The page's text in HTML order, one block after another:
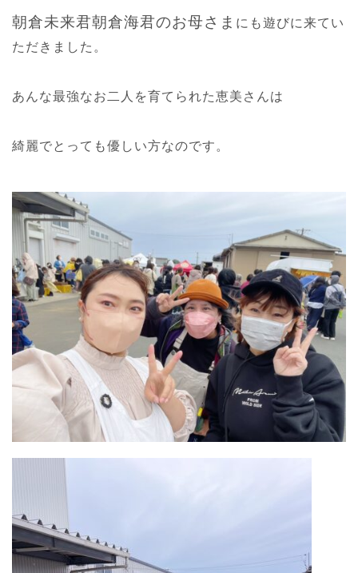
朝倉未来君朝倉海君のお母さま にも遊びに来てい
ただきました。
あんな最強なお二人を育てられた恵美さんは
綺麗でとっても優しい方なのです。